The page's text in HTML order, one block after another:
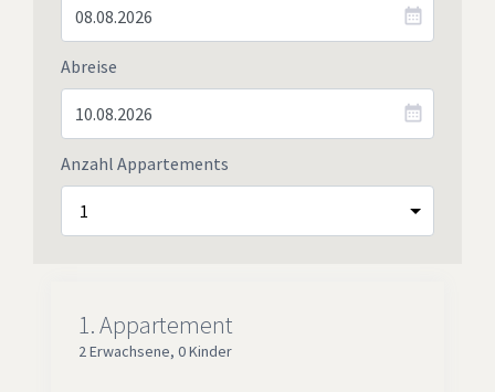
Abreise
Anzahl Appartements
1.Appartement
2 Erwachsene, 0 Kinder